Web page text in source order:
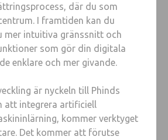
där du som
I framtiden kan du
mer intuitiva gränssnitt och
som gör din digitala
enklare och mer givande.
är nyckeln till Phinds
att integrera artificiell
kommer verktyget
Det kommer att förutse